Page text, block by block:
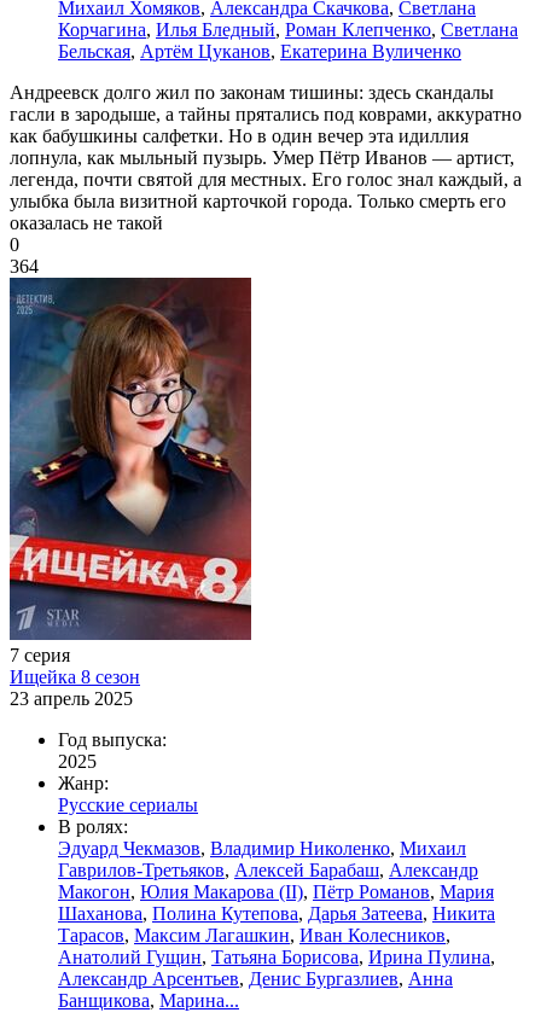
Михаил Хомяков, Александра Скачкова, Светлана
Корчагина, Илья Бледный, Роман Клепченко, Светлана
Бельская, Артём Цуканов, Екатерина Вуличенко
Андреевск долго жил по законам тишины: здесь скандалы
гасли в зародыше, а тайны прятались под коврами, аккуратно
как бабушкины салфетки. Но в один вечер эта идиллия
лопнула, как мыльный пузырь. Умер Пётр Иванов — артист,
легенда, почти святой для местных. Его голос знал каждый, а
улыбка была визитной карточкой города. Только смерть его
оказалась не такой
0
364
7 серия
Ищейка 8 сезон
23 апрель 2025
Год выпуска:
2025
Жанр:
Русские сериалы
В ролях:
Эдуард Чекмазов, Владимир Николенко, Михаил
Гаврилов-Третьяков, Алексей Барабаш, Александр
Макогон, Юлия Макарова (II), Пётр Романов, Мария
Шаханова, Полина Кутепова, Дарья Затеева, Никита
Тарасов, Максим Лагашкин, Иван Колесников,
Анатолий Гущин, Татьяна Борисова, Ирина Пулина,
Александр Арсентьев, Денис Бургазлиев, Анна
Банщикова, Марина...